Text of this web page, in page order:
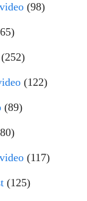
(98)
(252)
(122)
(89)
(117)
(125)